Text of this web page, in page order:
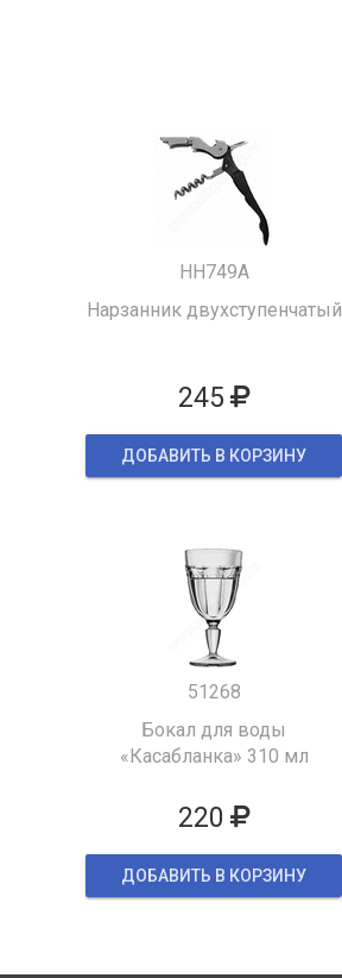
HH749A
Нарзанник двухступенчатый
245
ДОБАВИТЬ В КОРЗИНУ
51268
Бокал для воды
«Касабланка» 310 мл
220
ДОБАВИТЬ В КОРЗИНУ